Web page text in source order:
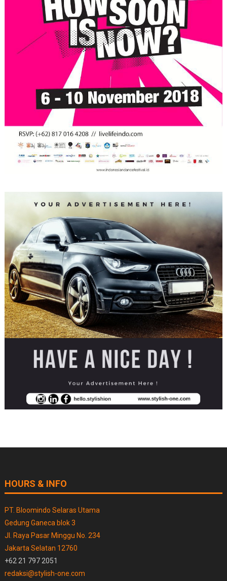
HOURS & INFO
PT. Bloomindo Selaras Utama
Gedung Ganeca blok 3
Jl. Raya Pasar Minggu No. 234
Jakarta Selatan 12760
+62 21 797 2051
redaksi@stylish-one.com